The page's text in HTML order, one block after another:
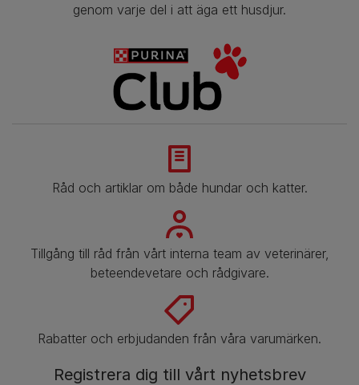
genom varje del i att äga ett husdjur.
Råd och artiklar om både hundar och katter.
​​Tillgång till råd från vårt interna team av veterinärer,
beteendevetare och rådgivare.
Rabatter och erbjudanden från våra varumärken.
Registrera dig till vårt nyhetsbrev